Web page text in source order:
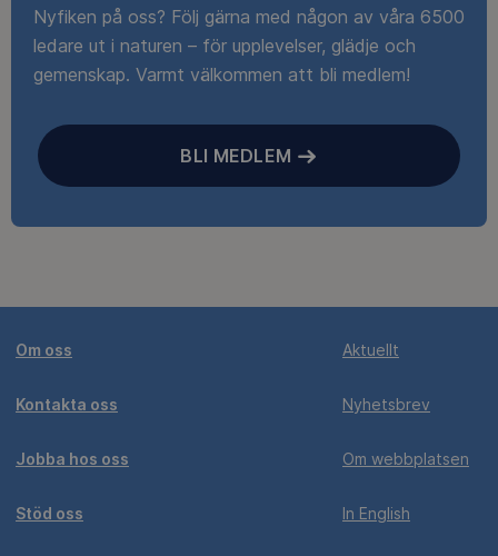
Nyfiken på oss? Följ gärna med någon av våra 6500
ledare ut i naturen – för upplevelser, glädje och
gemenskap. Varmt välkommen att bli medlem!
BLI MEDLEM
Om oss
Kontakta oss
Jobba hos oss
Stöd oss
Aktuellt
Nyhetsbrev
Om webbplatsen
In English